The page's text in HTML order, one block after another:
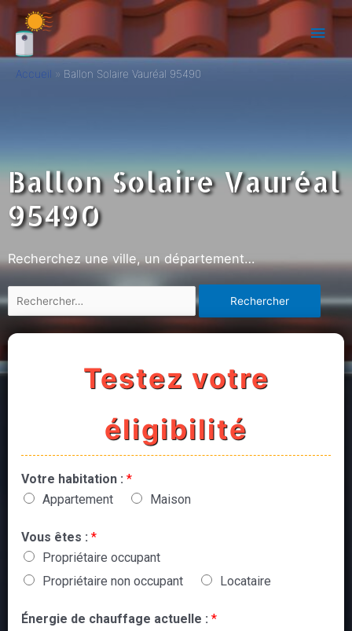
Accueil Ballon Solaire Vauréal 95490
Ballon Solaire Vauréal
95490
Recherchez une ville, un département…
Testez votre
éligibilité
Votre habitation : *
Appartement
Maison
Vous êtes : *
Propriétaire occupant
Propriétaire non occupant
Locataire
Énergie de chauffage actuelle : *